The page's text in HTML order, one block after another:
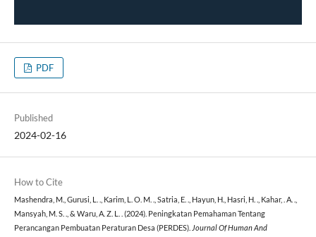
PDF
Published
2024-02-16
How to Cite
Mashendra, M., Gurusi, L. ., Karim, L. O. M. ., Satria, E. ., Hayun, H., Hasri, H. ., Kahar, . A. .,
Mansyah, M. S. ., & Waru, A. Z. L. . (2024). Peningkatan Pemahaman Tentang
Perancangan Pembuatan Peraturan Desa (PERDES). Journal Of Human And